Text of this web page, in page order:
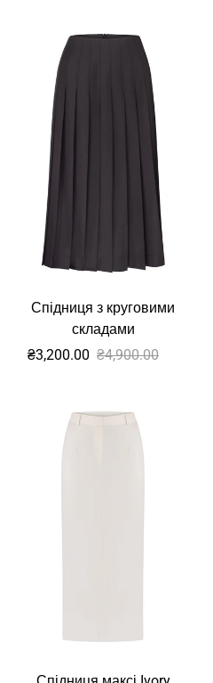
Спідниця з круговими
складами
Sale
₴3,200.00
Звичайна ₴4,900.00